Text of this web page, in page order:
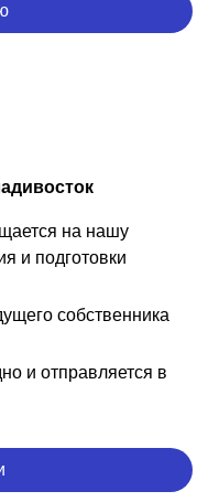
на нашу
и подготовки
собственника
и отправляется в